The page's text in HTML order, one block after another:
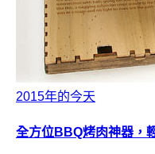
2015年的今天
全方位BBQ烤肉神器，